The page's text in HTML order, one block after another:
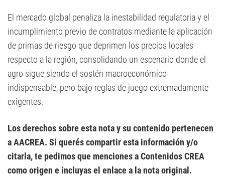
El mercado global penaliza la inestabilidad regulatoria y el
incumplimiento previo de contratos mediante la aplicación
de primas de riesgo que deprimen los precios locales
respecto a la región, consolidando un escenario donde el
agro sigue siendo el sostén macroeconómico
indispensable, pero bajo reglas de juego extremadamente
exigentes.
Los derechos sobre esta nota y su contenido pertenecen
a AACREA. Si querés compartir esta información y/o
citarla, te pedimos que menciones a Contenidos CREA
como origen e incluyas el enlace a la nota original.